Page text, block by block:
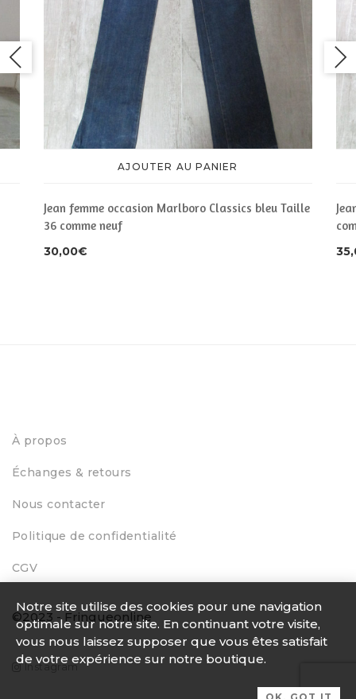
AJOUTER AU PANIER
Jean femme occasion Marlboro Classics bleu Taille
36 comme neuf
30,00€
À propos
Échanges & retours
Nous contacter
Politique de confidentialité
CGV
©2023 - Fringueonline
Instagram
Notre site utilise des cookies pour une navigation
optimale sur notre site. En continuant votre visite,
vous nous laissez supposer que vous êtes satisfait
de votre expérience sur notre boutique.